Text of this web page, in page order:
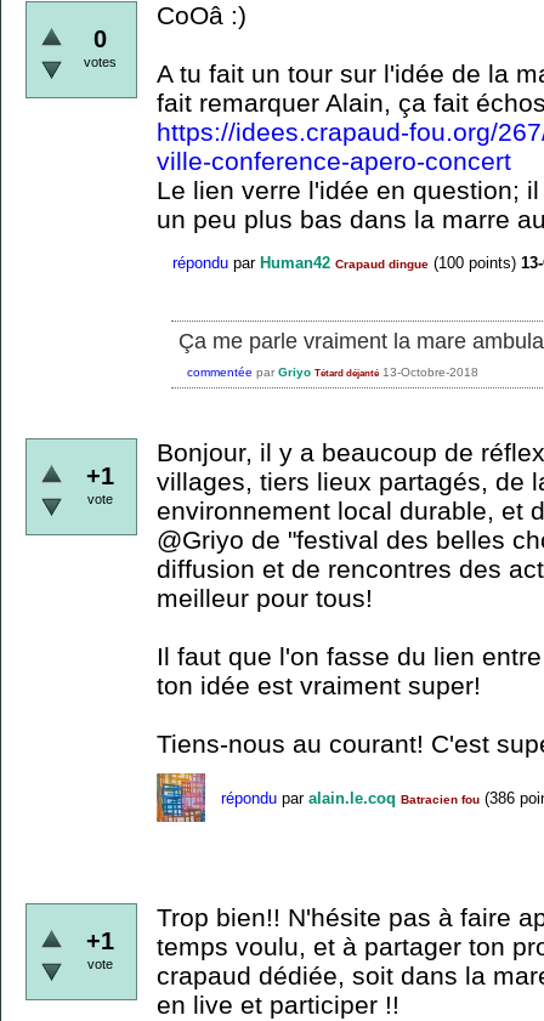
0
votes
CoOâ :)
A tu fait un tour sur l'idée de la
fait remarquer Alain, ça fait
https://idees.crapaud-fou.org/
ville-conference-apero-concert
Le lien verre l'idée en question;
un peu plus bas dans la marre
répondu par Human42 Crapaud dingue (100 points)
Ça me parle vraiment la mare
commentée par Griyo Tétard déjanté 13-Octobre-2018
+1
vote
Bonjour, il y a beaucoup de
villages, tiers lieux partagés, de
environnement local durable, et
@Griyo de "festival des belles
diffusion et de rencontres des
meilleur pour tous!
Il faut que l'on fasse du lien
ton idée est vraiment super!
Tiens-nous au courant! C'est
répondu par alain.le.coq Batracien fou (386
+1
vote
Trop bien!! N'hésite pas à faire
temps voulu, et à partager ton
crapaud dédiée, soit dans la
en live et participer !!